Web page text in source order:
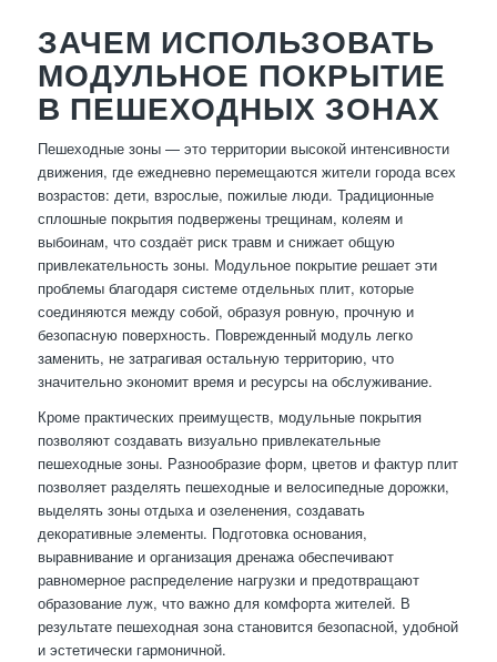
ЗАЧЕМ ИСПОЛЬЗОВАТЬ
МОДУЛЬНОЕ ПОКРЫТИЕ
В ПЕШЕХОДНЫХ ЗОНАХ
Пешеходные зоны — это территории высокой интенсивности
движения, где ежедневно перемещаются жители города всех
возрастов: дети, взрослые, пожилые люди. Традиционные
сплошные покрытия подвержены трещинам, колеям и
выбоинам, что создаёт риск травм и снижает общую
привлекательность зоны. Модульное покрытие решает эти
проблемы благодаря системе отдельных плит, которые
соединяются между собой, образуя ровную, прочную и
безопасную поверхность. Поврежденный модуль легко
заменить, не затрагивая остальную территорию, что
значительно экономит время и ресурсы на обслуживание.
Кроме практических преимуществ, модульные покрытия
позволяют создавать визуально привлекательные
пешеходные зоны. Разнообразие форм, цветов и фактур плит
позволяет разделять пешеходные и велосипедные дорожки,
выделять зоны отдыха и озеленения, создавать
декоративные элементы. Подготовка основания,
выравнивание и организация дренажа обеспечивают
равномерное распределение нагрузки и предотвращают
образование луж, что важно для комфорта жителей. В
результате пешеходная зона становится безопасной, удобной
и эстетически гармоничной.